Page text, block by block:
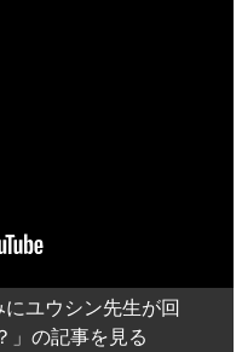
にユウシン先生が回
」の記事を見る